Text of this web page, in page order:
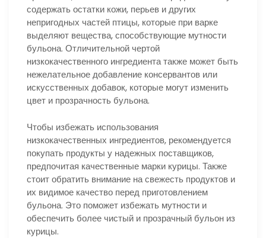
содержать остатки кожи, перьев и других
непригодных частей птицы, которые при варке
выделяют вещества, способствующие мутности
бульона. Отличительной чертой
низкокачественного ингредиента также может быть
нежелательное добавление консервантов или
искусственных добавок, которые могут изменить
цвет и прозрачность бульона.
Чтобы избежать использования
низкокачественных ингредиентов, рекомендуется
покупать продукты у надежных поставщиков,
предпочитая качественные марки курицы. Также
стоит обратить внимание на свежесть продуктов и
их видимое качество перед приготовлением
бульона. Это поможет избежать мутности и
обеспечить более чистый и прозрачный бульон из
курицы.